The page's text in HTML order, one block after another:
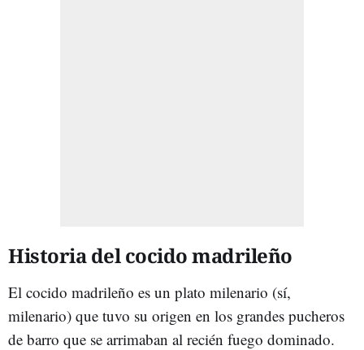
Historia del cocido madrileño
El cocido madrileño es un plato milenario (sí,
milenario) que tuvo su origen en los grandes pucheros
de barro que se arrimaban al recién fuego dominado.